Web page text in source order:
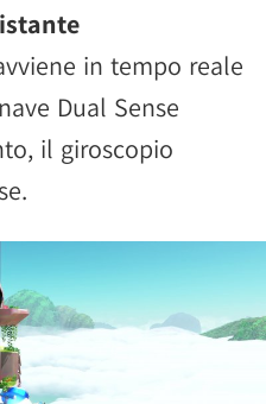
in tempo reale
Dual Sense
il giroscopio